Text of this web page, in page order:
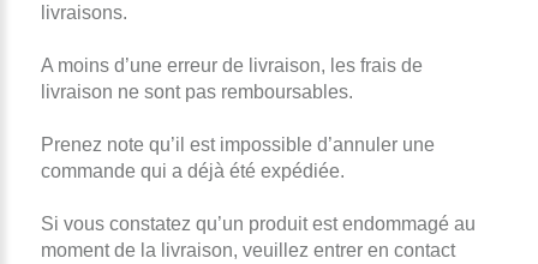
livraisons.
A moins d’une erreur de livraison, les frais de
livraison ne sont pas remboursables.
Prenez note qu’il est impossible d’annuler une
commande qui a déjà été expédiée.
Si vous constatez qu’un produit est endommagé au
moment de la livraison, veuillez entrer en contact